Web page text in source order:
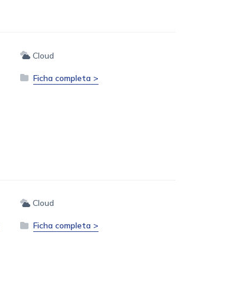
Cloud
Ficha completa >
Cloud
Ficha completa >